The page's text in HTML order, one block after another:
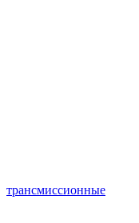
трансмиссионные